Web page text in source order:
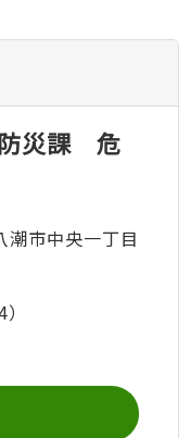
災課 危
市中央一丁目